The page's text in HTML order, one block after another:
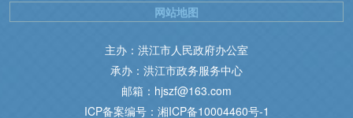
主办：洪江市人民政府办公室
承办：洪江市政务服务中心
邮箱：hjszf@163.com
ICP备案编号：湘ICP备10004460号-1
网站地图